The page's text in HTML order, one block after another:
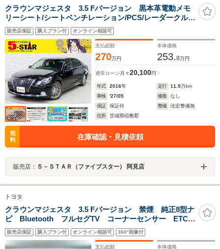
クラウンマジェスタ 3.5 Fバージョン 黒本革電動メモ
リーシート/シートベンチレーション/PCS/レーダークルコ
ン/クリアランスソナー/BSM/オートハイビーム/ステアリ
ングヒーター/純正ナビ/バックカメラ/LEDオートライト/
純正AW
販売店保証 購入プラン付 オンライン相談可
支払総額
270万円
本体価格
253.8万円
通常ローン 月々20,100円
年式 2016年 走行 11.9万km
車検
'27/05 修復
なし
保証
保証付 整備
法定整備無
住所
茨城県稲敷郡
無
料
在庫確認・見積依頼
販売店： ５－ＳＴＡＲ（ファイブスター） 阿見店
トヨタ
クラウンマジェスタ 3.5 Fバージョン 禁煙 純正8型ナ
ビ Bluetooth フルセグTV コーナーセンサー ETC
シートヒーター シートベンチレーション 電動リアサ
ンシェード 本革シート ドライブレコーダー ブライ
ンドスポットモニター
販売店保証 購入プラン付 オンライン相談可 360°画像付
支払総額 本体価格